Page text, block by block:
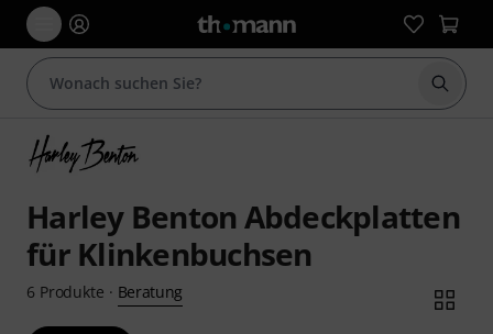
Suche
Harley Benton Abdeckplatten
für Klinkenbuchsen
6 Produkte · Beratung